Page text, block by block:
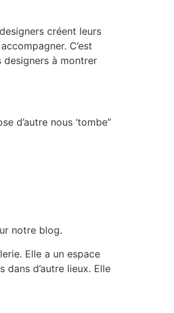
créent leurs
C’est
à montrer
d’autre nous ‘tombe”
notre blog.
Elle a un espace
d’autre lieux. Elle